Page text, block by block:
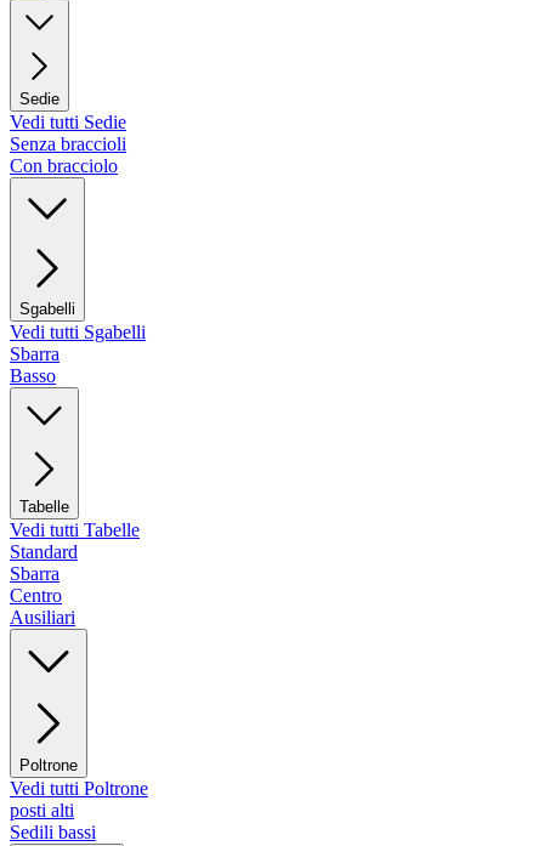
Sedie
Vedi tutti Sedie
Senza braccioli
Con bracciolo
Sgabelli
Vedi tutti Sgabelli
Sbarra
Basso
Tabelle
Vedi tutti Tabelle
Standard
Sbarra
Centro
Ausiliari
Poltrone
Vedi tutti Poltrone
posti alti
Sedili bassi